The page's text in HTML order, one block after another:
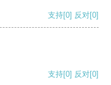
支持[0] 反对[0]
支持[0] 反对[0]